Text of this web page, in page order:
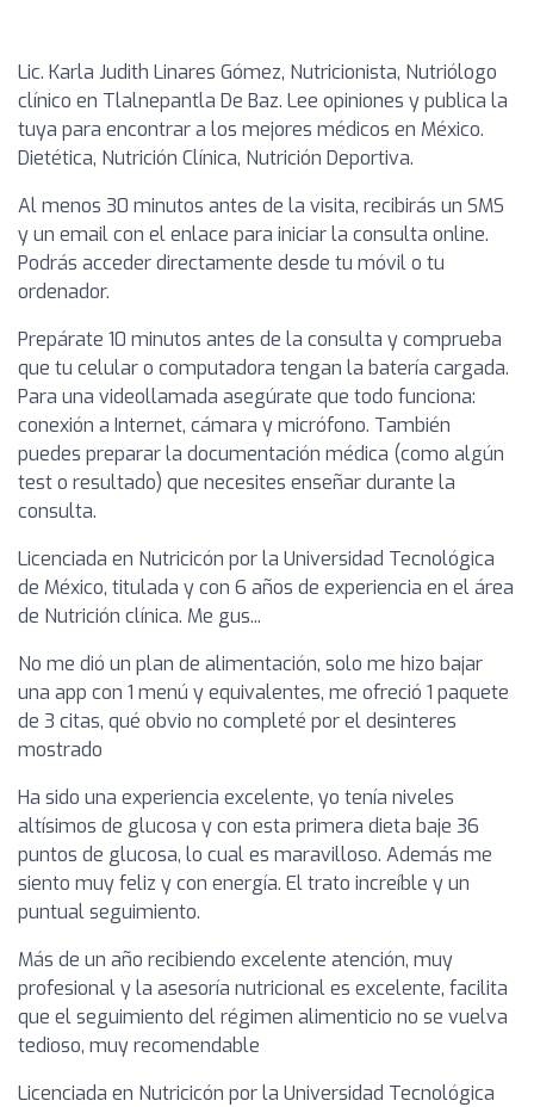
Lic. Karla Judith Linares Gómez, Nutricionista, Nutriólogo
clínico en Tlalnepantla De Baz. Lee opiniones y publica la
tuya para encontrar a los mejores médicos en México.
Dietética, Nutrición Clínica, Nutrición Deportiva.
Al menos 30 minutos antes de la visita, recibirás un SMS
y un email con el enlace para iniciar la consulta online.
Podrás acceder directamente desde tu móvil o tu
ordenador.
Prepárate 10 minutos antes de la consulta y comprueba
que tu celular o computadora tengan la batería cargada.
Para una videollamada asegúrate que todo funciona:
conexión a Internet, cámara y micrófono. También
puedes preparar la documentación médica (como algún
test o resultado) que necesites enseñar durante la
consulta.
Licenciada en Nutricicón por la Universidad Tecnológica
de México, titulada y con 6 años de experiencia en el área
de Nutrición clínica. Me gus...
No me dió un plan de alimentación, solo me hizo bajar
una app con 1 menú y equivalentes, me ofreció 1 paquete
de 3 citas, qué obvio no completé por el desinteres
mostrado
Ha sido una experiencia excelente, yo tenía niveles
altísimos de glucosa y con esta primera dieta baje 36
puntos de glucosa, lo cual es maravilloso. Además me
siento muy feliz y con energía. El trato increíble y un
puntual seguimiento.
Más de un año recibiendo excelente atención, muy
profesional y la asesoría nutricional es excelente, facilita
que el seguimiento del régimen alimenticio no se vuelva
tedioso, muy recomendable
Licenciada en Nutricicón por la Universidad Tecnológica